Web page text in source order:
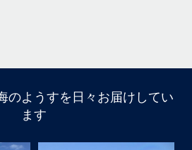
はいさい
ンドメッセージです
ーチャーターのご利用が続いていて
のようすを日々お届けしてい
ます